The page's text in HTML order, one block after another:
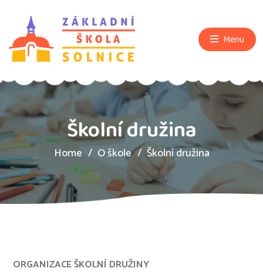
Menu
Školní družina
Home O škole Školní družina
ORGANIZACE ŠKOLNÍ DRUŽINY